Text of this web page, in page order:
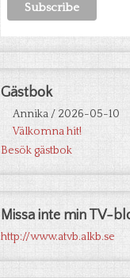
Gästbok
Annika/ 2026-05-10
Välkomna hit!
Besök gästbok
Missa inte min TV-
http://www.atvb.alkb.se